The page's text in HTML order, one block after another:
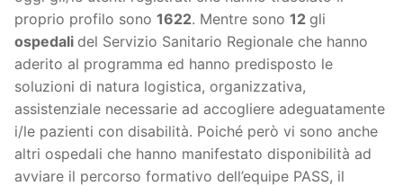
proprio profilo sono 1622. Mentre sono 12 gli
ospedali del Servizio Sanitario Regionale che hanno
aderito al programma ed hanno predisposto le
soluzioni di natura logistica, organizzativa,
assistenziale necessarie ad accogliere adeguatamente
i/le pazienti con disabilità. Poiché però vi sono anche
altri ospedali che hanno manifestato disponibilità ad
avviare il percorso formativo dell’equipe PASS, il